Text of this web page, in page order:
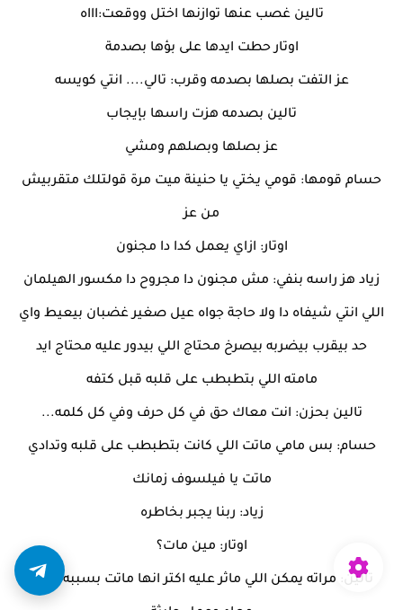
تالين غصب عنها توازنها اختل ووقعت:اااه
اوتار حطت ايدها على بؤها بصدمة
عز التفت بصلها بصدمه وقرب: تالي.... انتي كويسه
تالين بصدمه هزت راسها بإيجاب
عز بصلها وبصلهم ومشي
حسام قومها: قومي يختي يا حنينة ميت مرة قولتلك متقربيش
من عز
اوتار: ازاي يعمل كدا دا مجنون
زياد هز راسه بنفي: مش مجنون دا مجروح دا مكسور الهيلمان
اللي انتي شيفاه دا ولا حاجة جواه عيل صغير غضبان بيعيط واي
حد بيقرب بيضربه بيصرخ محتاج اللي بيدور عليه محتاج ايد
مامته اللي بتطبطب على قلبه قبل كتفه
تالين بحزن: انت معاك حق في كل حرف وفي كل كلمه...
حسام: بس مامي ماتت اللي كانت بتطبطب على قلبه وتدادي
ماتت يا فيلسوف زمانك
زياد: ربنا يجبر بخاطره
اوتار: مين مات؟
تالين: مراته يمكن اللي ماثر عليه اكتر انها ماتت بسببه كانت